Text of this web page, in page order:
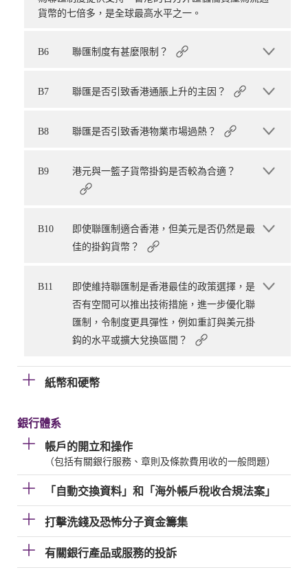
貨幣的七倍多，是全球最高水平之一。
B6 聯匯制度有甚麼限制？
B7 聯匯是否引致香港通脹上升的主因？
B8 聯匯是否引致香港物業市場過熱？
B9 港元與一籃子貨幣掛鈎是否較為合適？
B10
即使聯匯制適合香港，但美元是否仍然是最
佳的掛鈎貨幣？
B11
即使維持聯匯制是香港最佳的政策選擇，是
否有空間可以推出技術措施，進一步優化聯
匯制，令制度更具彈性，例如重訂與美元掛
鈎的水平或擴大兌換區間？
紙幣和硬幣
銀行體系
帳戶的開立和操作
（包括有關銀行服務、章則及條款費用收的一般問題）
「自動交換資料」和「海外帳戶稅收合規法案」
打擊洗錢及恐怖分子資金籌集
有關銀行產品或服務的投訴